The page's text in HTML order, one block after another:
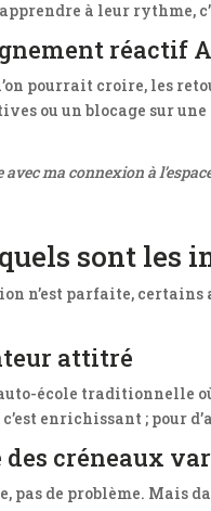
à leur rythme,
réactif
pourrait croire, les
ou un blocage sur une
avec ma connexion à
sont les
n’est parfaite, certains
attitré
école traditionnelle
enrichissant ; pour
des créneaux
pas de problème. Mais